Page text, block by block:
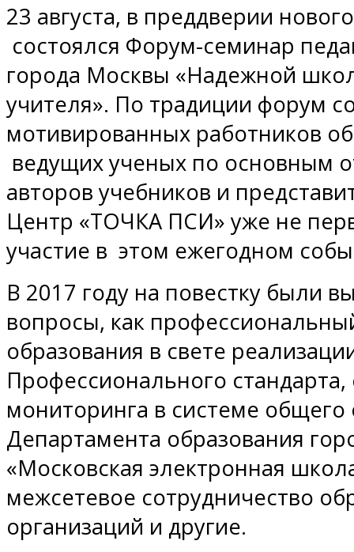
23 августа, в преддверии
состоялся Форум-семинар
города Москвы «Надежной
учителя». По традиции форум
мотивированных работников
ведущих ученых по основным
авторов учебников и
Центр «ТОЧКА ПСИ» уже не
участие в этом ежегодном
В 2017 году на повестку были
вопросы, как
образования в свете
Профессионального
мониторинга в системе общего
Департамента образования
«Московская электронная
межсетевое сотрудничество
организаций и другие.